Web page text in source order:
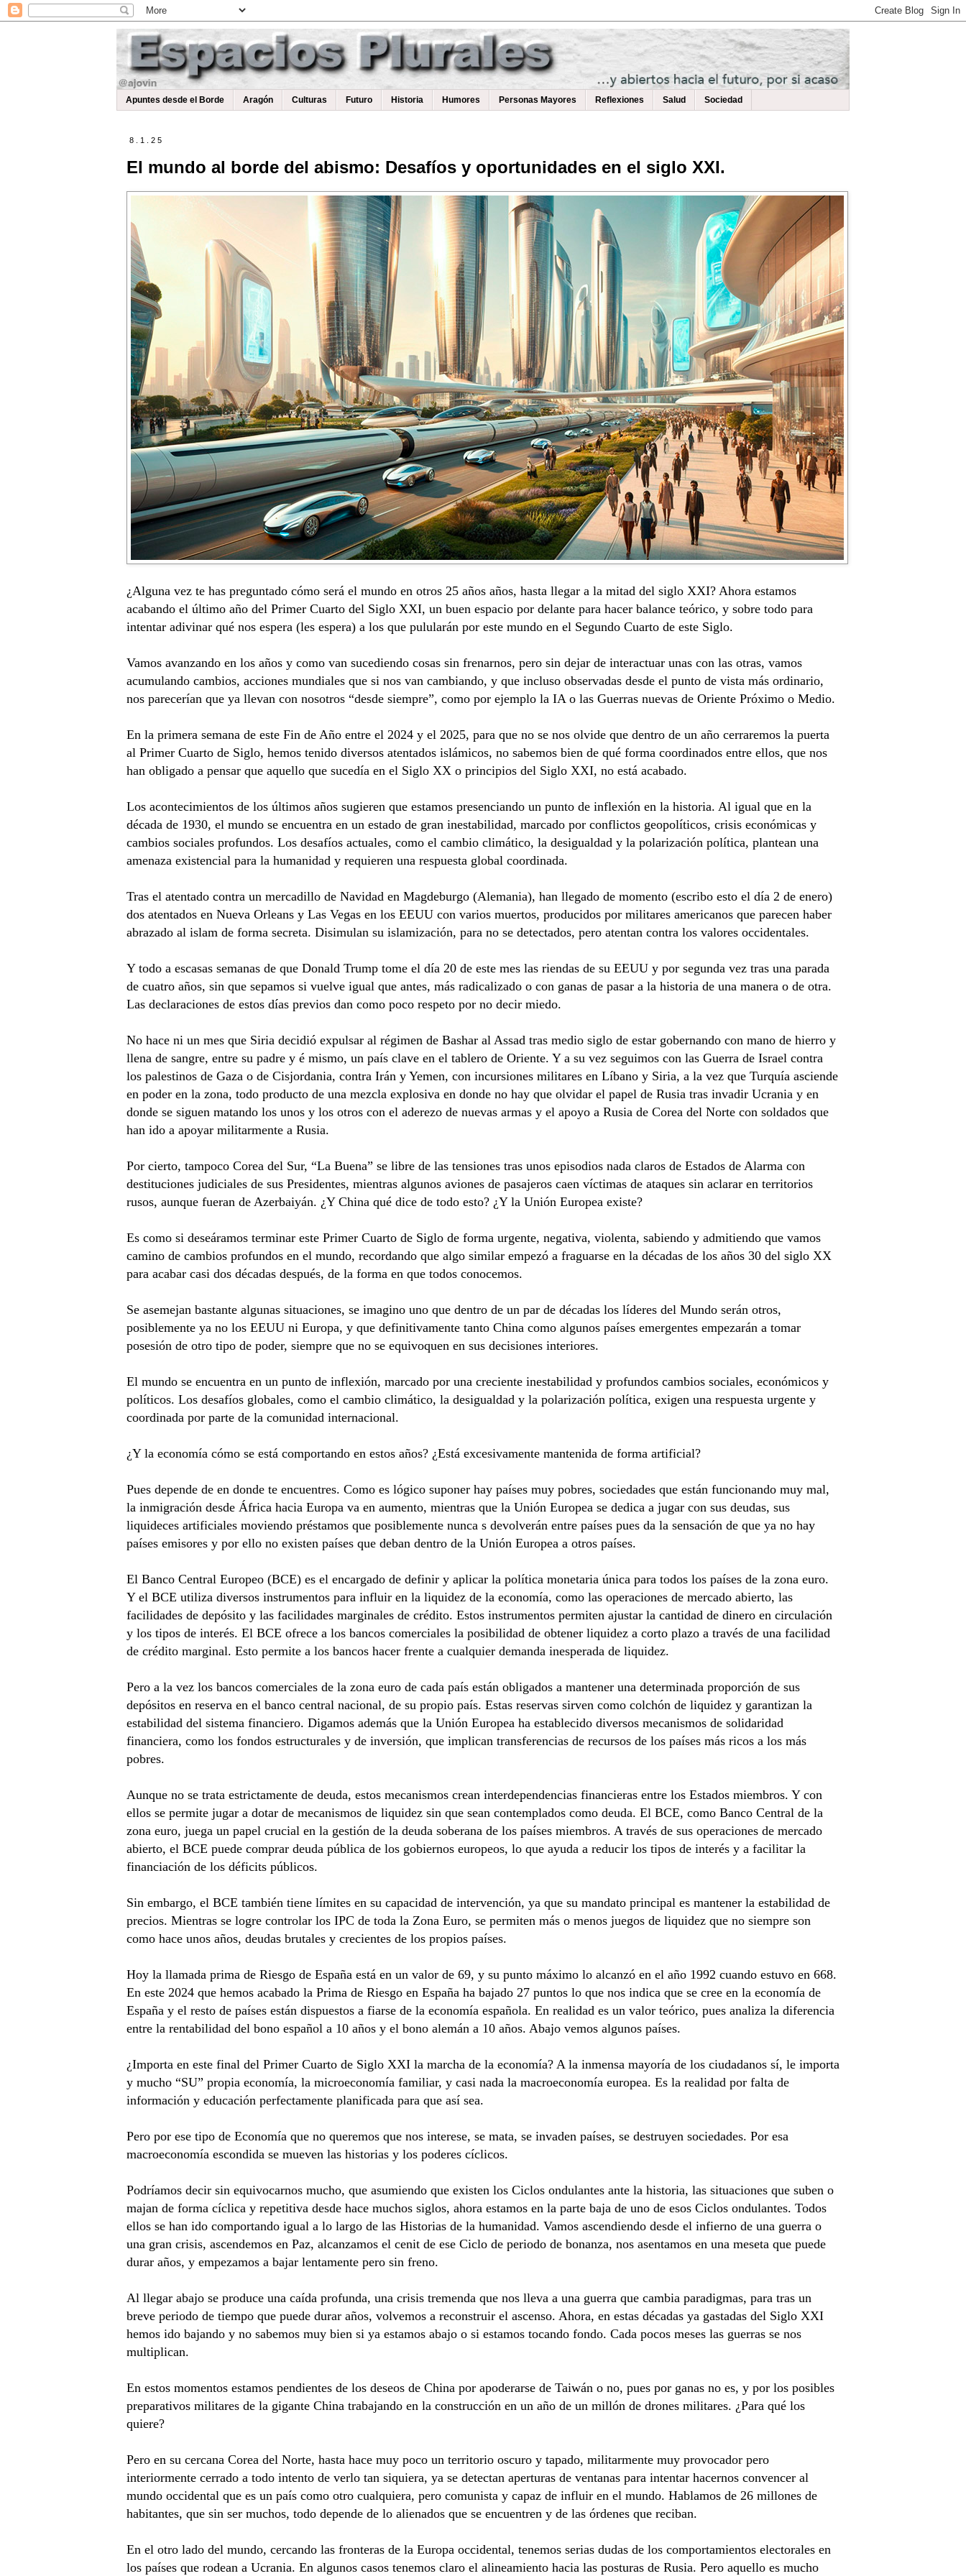
Apuntes desde el Borde Aragón Culturas Futuro Historia Humores Personas Mayores Reflexiones Salud Sociedad
8.1.25
El mundo al borde del abismo: Desafíos y oportunidades en el siglo XXI.
¿Alguna vez te has preguntado cómo será el mundo en otros 25 años años, hasta llegar a la mitad del siglo XXI? Ahora estamos
acabando el último año del Primer Cuarto del Siglo XXI, un buen espacio por delante para hacer balance teórico, y sobre todo para
intentar adivinar qué nos espera (les espera) a los que pulularán por este mundo en el Segundo Cuarto de este Siglo.
Vamos avanzando en los años y como van sucediendo cosas sin frenarnos, pero sin dejar de interactuar unas con las otras, vamos
acumulando cambios, acciones mundiales que si nos van cambiando, y que incluso observadas desde el punto de vista más ordinario,
nos parecerían que ya llevan con nosotros “desde siempre”, como por ejemplo la IA o las Guerras nuevas de Oriente Próximo o Medio.
En la primera semana de este Fin de Año entre el 2024 y el 2025, para que no se nos olvide que dentro de un año cerraremos la puerta
al Primer Cuarto de Siglo, hemos tenido diversos atentados islámicos, no sabemos bien de qué forma coordinados entre ellos, que nos
han obligado a pensar que aquello que sucedía en el Siglo XX o principios del Siglo XXI, no está acabado.
Los acontecimientos de los últimos años sugieren que estamos presenciando un punto de inflexión en la historia. Al igual que en la
década de 1930, el mundo se encuentra en un estado de gran inestabilidad, marcado por conflictos geopolíticos, crisis económicas y
cambios sociales profundos. Los desafíos actuales, como el cambio climático, la desigualdad y la polarización política, plantean una
amenaza existencial para la humanidad y requieren una respuesta global coordinada.
Tras el atentado contra un mercadillo de Navidad en Magdeburgo (Alemania), han llegado de momento (escribo esto el día 2 de enero)
dos atentados en Nueva Orleans y Las Vegas en los EEUU con varios muertos, producidos por militares americanos que parecen haber
abrazado al islam de forma secreta. Disimulan su islamización, para no se detectados, pero atentan contra los valores occidentales.
Y todo a escasas semanas de que Donald Trump tome el día 20 de este mes las riendas de su EEUU y por segunda vez tras una parada
de cuatro años, sin que sepamos si vuelve igual que antes, más radicalizado o con ganas de pasar a la historia de una manera o de otra.
Las declaraciones de estos días previos dan como poco respeto por no decir miedo.
No hace ni un mes que Siria decidió expulsar al régimen de Bashar al Assad tras medio siglo de estar gobernando con mano de hierro y
llena de sangre, entre su padre y é mismo, un país clave en el tablero de Oriente. Y a su vez seguimos con las Guerra de Israel contra
los palestinos de Gaza o de Cisjordania, contra Irán y Yemen, con incursiones militares en Líbano y Siria, a la vez que Turquía asciende
en poder en la zona, todo producto de una mezcla explosiva en donde no hay que olvidar el papel de Rusia tras invadir Ucrania y en
donde se siguen matando los unos y los otros con el aderezo de nuevas armas y el apoyo a Rusia de Corea del Norte con soldados que
han ido a apoyar militarmente a Rusia.
Por cierto, tampoco Corea del Sur, “La Buena” se libre de las tensiones tras unos episodios nada claros de Estados de Alarma con
destituciones judiciales de sus Presidentes, mientras algunos aviones de pasajeros caen víctimas de ataques sin aclarar en territorios
rusos, aunque fueran de Azerbaiyán. ¿Y China qué dice de todo esto? ¿Y la Unión Europea existe?
Es como si deseáramos terminar este Primer Cuarto de Siglo de forma urgente, negativa, violenta, sabiendo y admitiendo que vamos
camino de cambios profundos en el mundo, recordando que algo similar empezó a fraguarse en la décadas de los años 30 del siglo XX
para acabar casi dos décadas después, de la forma en que todos conocemos.
Se asemejan bastante algunas situaciones, se imagino uno que dentro de un par de décadas los líderes del Mundo serán otros,
posiblemente ya no los EEUU ni Europa, y que definitivamente tanto China como algunos países emergentes empezarán a tomar
posesión de otro tipo de poder, siempre que no se equivoquen en sus decisiones interiores.
El mundo se encuentra en un punto de inflexión, marcado por una creciente inestabilidad y profundos cambios sociales, económicos y
políticos. Los desafíos globales, como el cambio climático, la desigualdad y la polarización política, exigen una respuesta urgente y
coordinada por parte de la comunidad internacional.
¿Y la economía cómo se está comportando en estos años? ¿Está excesivamente mantenida de forma artificial?
Pues depende de en donde te encuentres. Como es lógico suponer hay países muy pobres, sociedades que están funcionando muy mal,
la inmigración desde África hacia Europa va en aumento, mientras que la Unión Europea se dedica a jugar con sus deudas, sus
liquideces artificiales moviendo préstamos que posiblemente nunca s devolverán entre países pues da la sensación de que ya no hay
países emisores y por ello no existen países que deban dentro de la Unión Europea a otros países.
El Banco Central Europeo (BCE) es el encargado de definir y aplicar la política monetaria única para todos los países de la zona euro.
Y el BCE utiliza diversos instrumentos para influir en la liquidez de la economía, como las operaciones de mercado abierto, las
facilidades de depósito y las facilidades marginales de crédito. Estos instrumentos permiten ajustar la cantidad de dinero en circulación
y los tipos de interés. El BCE ofrece a los bancos comerciales la posibilidad de obtener liquidez a corto plazo a través de una facilidad
de crédito marginal. Esto permite a los bancos hacer frente a cualquier demanda inesperada de liquidez.
Pero a la vez los bancos comerciales de la zona euro de cada país están obligados a mantener una determinada proporción de sus
depósitos en reserva en el banco central nacional, de su propio país. Estas reservas sirven como colchón de liquidez y garantizan la
estabilidad del sistema financiero. Digamos además que la Unión Europea ha establecido diversos mecanismos de solidaridad
financiera, como los fondos estructurales y de inversión, que implican transferencias de recursos de los países más ricos a los más
pobres.
Aunque no se trata estrictamente de deuda, estos mecanismos crean interdependencias financieras entre los Estados miembros. Y con
ellos se permite jugar a dotar de mecanismos de liquidez sin que sean contemplados como deuda. El BCE, como Banco Central de la
zona euro, juega un papel crucial en la gestión de la deuda soberana de los países miembros. A través de sus operaciones de mercado
abierto, el BCE puede comprar deuda pública de los gobiernos europeos, lo que ayuda a reducir los tipos de interés y a facilitar la
financiación de los déficits públicos.
Sin embargo, el BCE también tiene límites en su capacidad de intervención, ya que su mandato principal es mantener la estabilidad de
precios. Mientras se logre controlar los IPC de toda la Zona Euro, se permiten más o menos juegos de liquidez que no siempre son
como hace unos años, deudas brutales y crecientes de los propios países.
Hoy la llamada prima de Riesgo de España está en un valor de 69, y su punto máximo lo alcanzó en el año 1992 cuando estuvo en 668.
En este 2024 que hemos acabado la Prima de Riesgo en España ha bajado 27 puntos lo que nos indica que se cree en la economía de
España y el resto de países están dispuestos a fiarse de la economía española. En realidad es un valor teórico, pues analiza la diferencia
entre la rentabilidad del bono español a 10 años y el bono alemán a 10 años. Abajo vemos algunos países.
¿Importa en este final del Primer Cuarto de Siglo XXI la marcha de la economía? A la inmensa mayoría de los ciudadanos sí, le importa
y mucho “SU” propia economía, la microeconomía familiar, y casi nada la macroeconomía europea. Es la realidad por falta de
información y educación perfectamente planificada para que así sea.
Pero por ese tipo de Economía que no queremos que nos interese, se mata, se invaden países, se destruyen sociedades. Por esa
macroeconomía escondida se mueven las historias y los poderes cíclicos.
Podríamos decir sin equivocarnos mucho, que asumiendo que existen los Ciclos ondulantes ante la historia, las situaciones que suben o
majan de forma cíclica y repetitiva desde hace muchos siglos, ahora estamos en la parte baja de uno de esos Ciclos ondulantes. Todos
ellos se han ido comportando igual a lo largo de las Historias de la humanidad. Vamos ascendiendo desde el infierno de una guerra o
una gran crisis, ascendemos en Paz, alcanzamos el cenit de ese Ciclo de periodo de bonanza, nos asentamos en una meseta que puede
durar años, y empezamos a bajar lentamente pero sin freno.
Al llegar abajo se produce una caída profunda, una crisis tremenda que nos lleva a una guerra que cambia paradigmas, para tras un
breve periodo de tiempo que puede durar años, volvemos a reconstruir el ascenso. Ahora, en estas décadas ya gastadas del Siglo XXI
hemos ido bajando y no sabemos muy bien si ya estamos abajo o si estamos tocando fondo. Cada pocos meses las guerras se nos
multiplican.
En estos momentos estamos pendientes de los deseos de China por apoderarse de Taiwán o no, pues por ganas no es, y por los posibles
preparativos militares de la gigante China trabajando en la construcción en un año de un millón de drones militares. ¿Para qué los
quiere?
Pero en su cercana Corea del Norte, hasta hace muy poco un territorio oscuro y tapado, militarmente muy provocador pero
interiormente cerrado a todo intento de verlo tan siquiera, ya se detectan aperturas de ventanas para intentar hacernos convencer al
mundo occidental que es un país como otro cualquiera, pero comunista y capaz de influir en el mundo. Hablamos de 26 millones de
habitantes, que sin ser muchos, todo depende de lo alienados que se encuentren y de las órdenes que reciban.
En el otro lado del mundo, cercando las fronteras de la Europa occidental, tenemos serias dudas de los comportamientos electorales en
los países que rodean a Ucrania. En algunos casos tenemos claro el alineamiento hacia las posturas de Rusia. Pero aquello es mucho